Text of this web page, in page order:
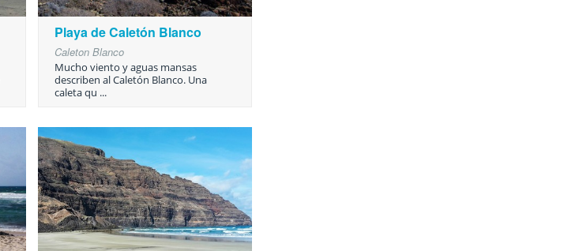
Playa de Caletón Blanco
Caleton Blanco
Mucho viento y aguas mansas
describen al Caletón Blanco. Una
caleta qu ...